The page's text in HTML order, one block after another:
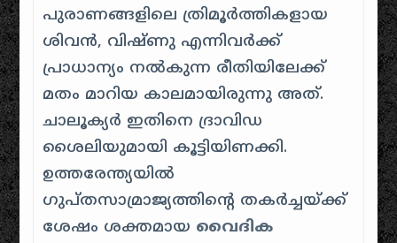
പുരാണങ്ങളിലെ ത്രിമൂർത്തികളായ
ശിവൻ, വിഷ്ണു എന്നിവർക്ക്
പ്രാധാന്യം നൽകുന്ന രീതിയിലേക്ക്
മതം മാറിയ കാലമായിരുന്നു അത്.
ചാലൂക്യർ ഇതിനെ ദ്രാവിഡ
ശൈലിയുമായി കൂട്ടിയിണക്കി.
ഉത്തരേന്ത്യയിൽ
ഗുപ്തസാമ്രാജ്യത്തിന്റെ തകർച്ചയ്ക്ക്
ശേഷം ശക്തമായ വൈദിക